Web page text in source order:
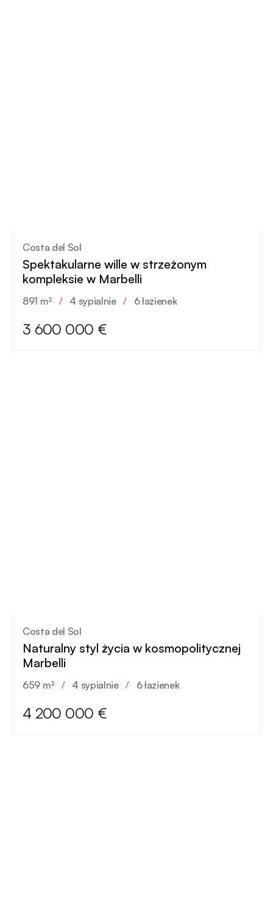
Costa del Sol
Spektakularne wille w strzeżonym
kompleksie w Marbelli
891 m² / 4 sypialnie / 6 łazienek
3 600 000 €
Costa del Sol
Naturalny styl życia w kosmopolitycznej
Marbelli
659 m² / 4 sypialnie / 6 łazienek
4 200 000 €